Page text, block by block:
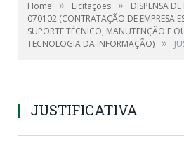
Home » Licitações »
DISPENSA
070102 (CONTRATAÇÃO DE EMPRESA
SUPORTE TÉCNICO, MANUTENÇÃO E
TECNOLOGIA DA INFORMAÇÃO) »
JUSTIFICATIVA